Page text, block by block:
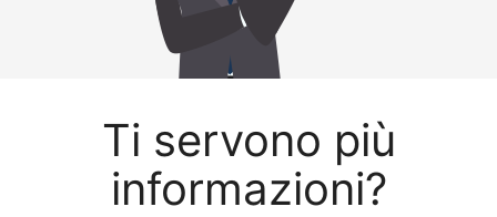
Ti servono più
informazioni?